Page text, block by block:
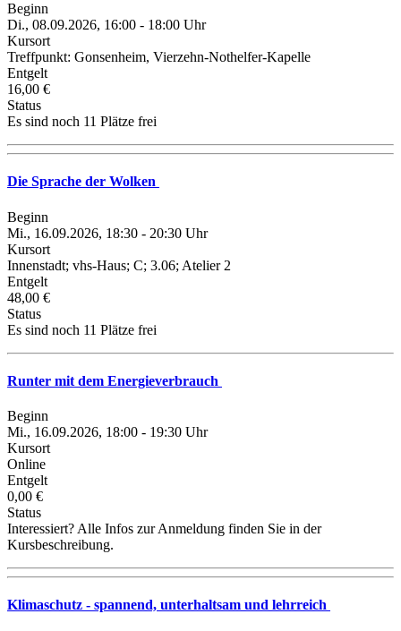
Beginn
Di., 08.09.2026, 16:00 - 18:00 Uhr
Kursort
Treffpunkt: Gonsenheim, Vierzehn-Nothelfer-Kapelle
Entgelt
16,00 €
Status
Es sind noch 11 Plätze frei
Die Sprache der Wolken
Beginn
Mi., 16.09.2026, 18:30 - 20:30 Uhr
Kursort
Innenstadt; vhs-Haus; C; 3.06; Atelier 2
Entgelt
48,00 €
Status
Es sind noch 11 Plätze frei
Runter mit dem Energieverbrauch
Beginn
Mi., 16.09.2026, 18:00 - 19:30 Uhr
Kursort
Online
Entgelt
0,00 €
Status
Interessiert? Alle Infos zur Anmeldung finden Sie in der
Kursbeschreibung.
Klimaschutz - spannend, unterhaltsam und lehrreich